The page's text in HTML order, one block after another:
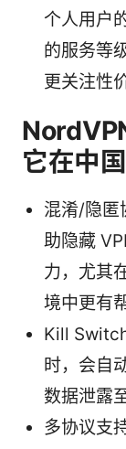
个人用户
的服务等
更关注性
它在中
混淆/隐
助隐藏
力，尤其
境中更有
Kill
时，会自
数据泄露
多协议支